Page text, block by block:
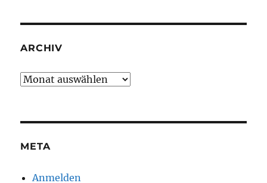
ARCHIV
Archiv
META
Anmelden